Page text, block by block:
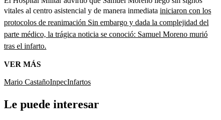
vitales al centro asistencial y de manera inmediata iniciaron con los
protocolos de reanimación Sin embargo y dada la complejidad del
parte médico, la trágica noticia se conoció: Samuel Moreno murió
tras el infarto.
VER MÁS
Mario CastañoInpecInfartos
Le puede interesar